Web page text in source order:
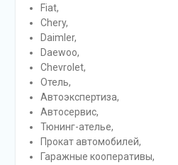
Fiat,
Chery,
Daimler,
Daewoo,
Chevrolet,
Отель,
Автоэкспертиза,
Автосервис,
Тюнинг-ателье,
Прокат автомобилей,
Гаражные кооперативы,